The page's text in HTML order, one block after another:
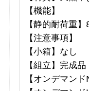
【機能】
【静的耐荷重
【注意事項】
【小箱】なし
【組立】完成品
【オンデマン